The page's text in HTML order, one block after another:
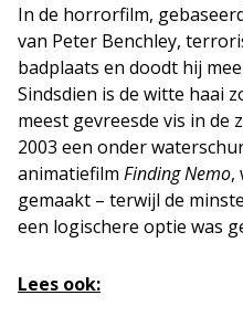
In de horrorfilm,
van Peter Benchley,
badplaats en doodt hij
Sindsdien is de witte haai
meest gevreesde vis in de
2003 een onder
animatiefilm Finding Nemo,
gemaakt – terwijl de
een logischere optie was
Lees ook: